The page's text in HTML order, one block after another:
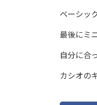
ベーシッ
最後にミ
自分に合
カシオの